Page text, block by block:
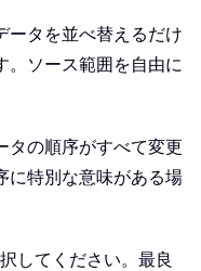
ータを並べ替えるだけ
。ソース範囲を自由に
タの順序がすべて変更
に特別な意味がある場
してください。最良